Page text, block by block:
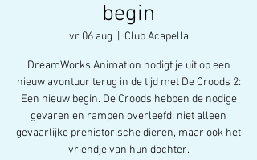
begin
vr 06 aug Club Acapella
DreamWorks Animation nodigt je uit op een
nieuw avontuur terug in de tijd met De Croods 2:
Een nieuw begin. De Croods hebben de nodige
gevaren en rampen overleefd: niet alleen
gevaarlijke prehistorische dieren, maar ook het
vriendje van hun dochter.